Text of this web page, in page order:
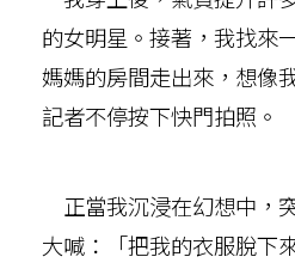
的女明星。接著，我找來
媽媽的房間走出來，想像
記者不停按下快門拍照。
正當我沉浸在幻想中，
大喊：「把我的衣服脫下